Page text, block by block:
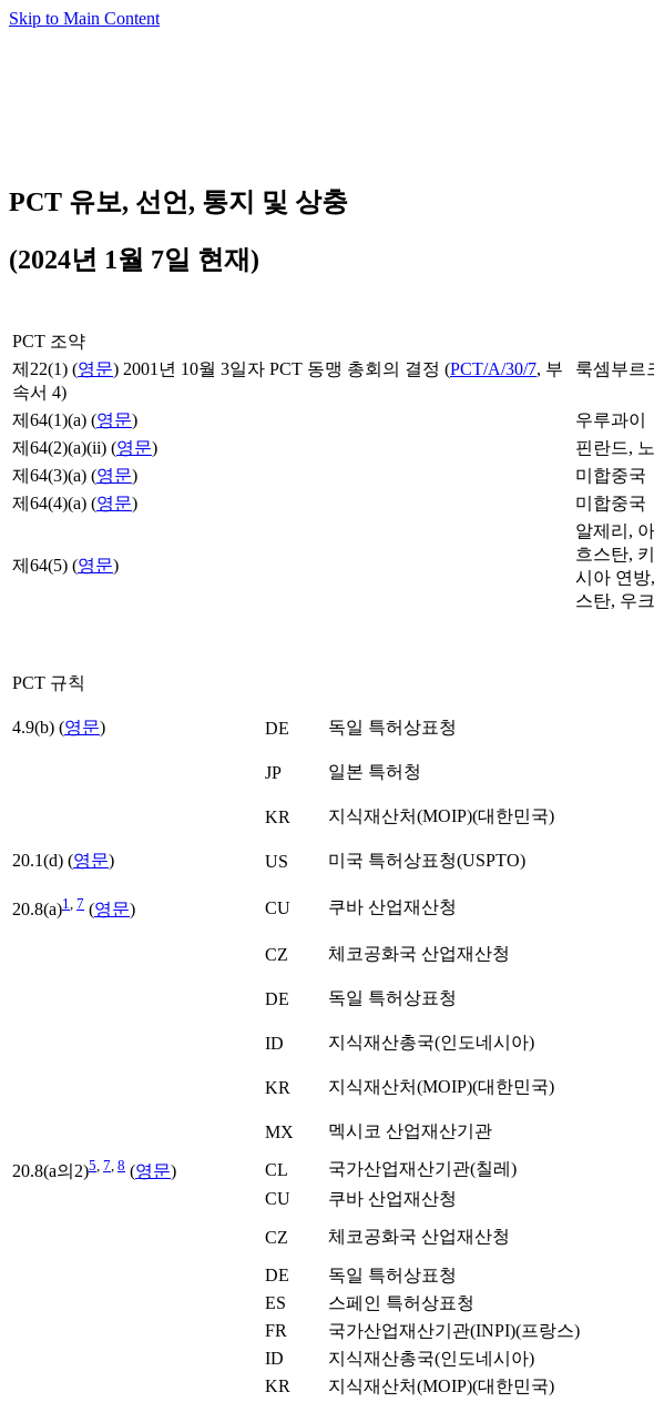
Skip to Main Content
PCT 유보, 선언, 통지 및 상충
(2024년 1월 7일 현재)
PCT 조약
제22(1) (영문) 2001년 10월 3일자 PCT 동맹 총회의 결정 (PCT/A/30/7, 부
속서 4)
룩셈부르
제64(1)(a) (영문)
우루과이
제64(2)(a)(ii) (영문)
핀란드,
제64(3)(a) (영문)
미합중국
제64(4)(a) (영문) 미합중국
제64(5) (영문)
알제리,
흐스탄,
시아 연
스탄, 우
PCT 규칙
4.9(b) (영문) DE 독일 특허상표청
JP 일본 특허청
KR 지식재산처(MOIP)(대한민국)
20.1(d) (영문) US 미국 특허상표청(USPTO)
20.8(a)1 7 (영문) CU 쿠바 산업재산청
CZ 체코공화국 산업재산청
DE 독일 특허상표청
ID 지식재산총국(인도네시아)
KR 지식재산처(MOIP)(대한민국)
MX 멕시코 산업재산기관
20.8(a의2)5 7 8 (영문) CL
국가산업재산기관(칠레)
CU
쿠바 산업재산청
CZ 체코공화국 산업재산청
DE
독일 특허상표청
ES
스페인 특허상표청
FR
국가산업재산기관(INPI)(프랑스)
ID
지식재산총국(인도네시아)
KR
지식재산처(MOIP)(대한민국)